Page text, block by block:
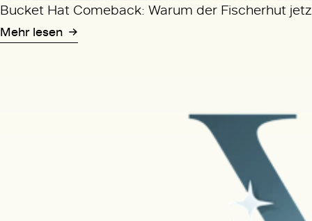
Bucket Hat Comeback: Warum der Fischerhut
Mehr lesen